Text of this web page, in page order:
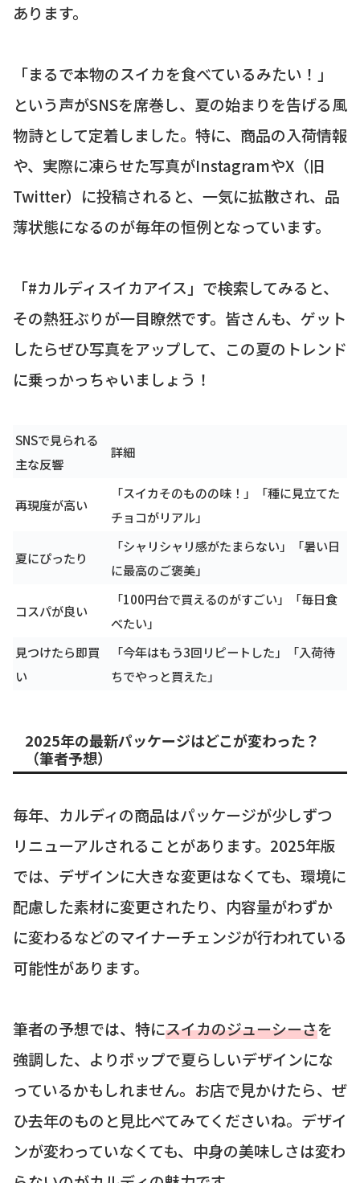
あります。
「まるで本物のスイカを食べているみたい！」
という声がSNSを席巻し、夏の始まりを告げる風
物詩として定着しました。特に、商品の入荷情報
や、実際に凍らせた写真がInstagramやX（旧
Twitter）に投稿されると、一気に拡散され、品
薄状態になるのが毎年の恒例となっています。
「#カルディスイカアイス」で検索してみると、
その熱狂ぶりが一目瞭然です。皆さんも、ゲット
したらぜひ写真をアップして、この夏のトレンド
に乗っかっちゃいましょう！
SNSで見られる
主な反響
詳細
再現度が高い
「スイカそのものの味！」「種に見立てた
チョコがリアル」
夏にぴったり
「シャリシャリ感がたまらない」「暑い日
に最高のご褒美」
コスパが良い
「100円台で買えるのがすごい」「毎日食
べたい」
見つけたら即買
い
「今年はもう3回リピートした」「入荷待
ちでやっと買えた」
2025年の最新パッケージはどこが変わった？
（筆者予想）
毎年、カルディの商品はパッケージが少しずつ
リニューアルされることがあります。2025年版
では、デザインに大きな変更はなくても、環境に
配慮した素材に変更されたり、内容量がわずか
に変わるなどのマイナーチェンジが行われている
可能性があります。
筆者の予想では、特にスイカのジューシーさを
強調した、よりポップで夏らしいデザインにな
っているかもしれません。お店で見かけたら、ぜ
ひ去年のものと見比べてみてくださいね。デザイ
ンが変わっていなくても、中身の美味しさは変わ